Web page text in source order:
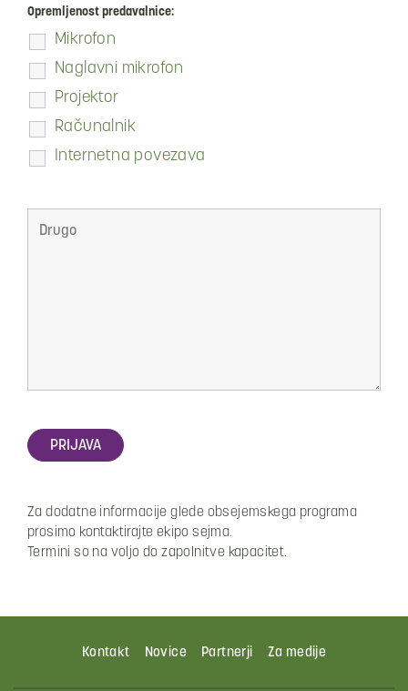
Opremljenost predavalnice:
Mikrofon
Naglavni mikrofon
Projektor
Računalnik
Internetna povezava
Za dodatne informacije glede obsejemskega programa
prosimo kontaktirajte ekipo sejma.
Termini so na voljo do zapolnitve kapacitet.
Kontakt Novice Partnerji Za medije